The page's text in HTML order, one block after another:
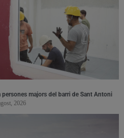
majors del barri de Sant Antoni
2026